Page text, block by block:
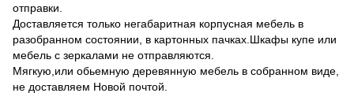
отправки.
Доставляется только негабаритная корпусная мебель в
разобранном состоянии, в картонных пачках.Шкафы купе или
мебель с зеркалами не отправляются.
Мягкую,или обьемную деревянную мебель в собранном виде,
не доставляем Новой почтой.